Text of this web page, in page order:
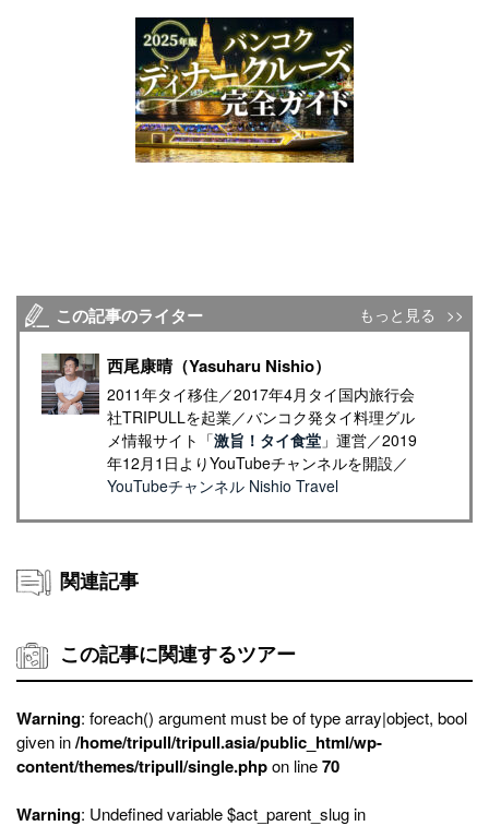
この記事のライター もっと見る
西尾康晴（Yasuharu Nishio）
2011年タイ移住／2017年4月タイ国内旅行会
社TRIPULLを起業／バンコク発タイ料理グル
メ情報サイト「激旨！タイ食堂」運営／2019
年12月1日よりYouTubeチャンネルを開設／
YouTubeチャンネル Nishio Travel
関連記事
この記事に関連するツアー
Warning: foreach() argument must be of type array|object, bool
given in/home/tripull/tripull.asia/public_html/wp-
content/themes/tripull/single.phpon line70
Warning: Undefined variable $act_parent_slug in